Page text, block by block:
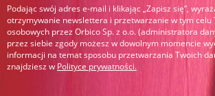
Podając swój adres e-mail i klikając „Zapisz się”,
otrzymywanie newslettera i przetwarzanie w tym celu
osobowych przez Orbico Sp. z o.o. (administratora
przez siebie zgody możesz w dowolnym momencie
informacji na temat sposobu przetwarzania Twoich
znajdziesz w Polityce prywatności.